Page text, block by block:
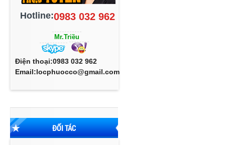
Hotline:0983 032 962
Mr.Triều
Điện thoại:0983 032 962
Email:locphuocco@gmail.com
ĐỐI TÁC